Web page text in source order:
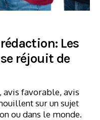
Les
réjouit de
avis favorable, avis
sur un sujet
ou dans le monde.